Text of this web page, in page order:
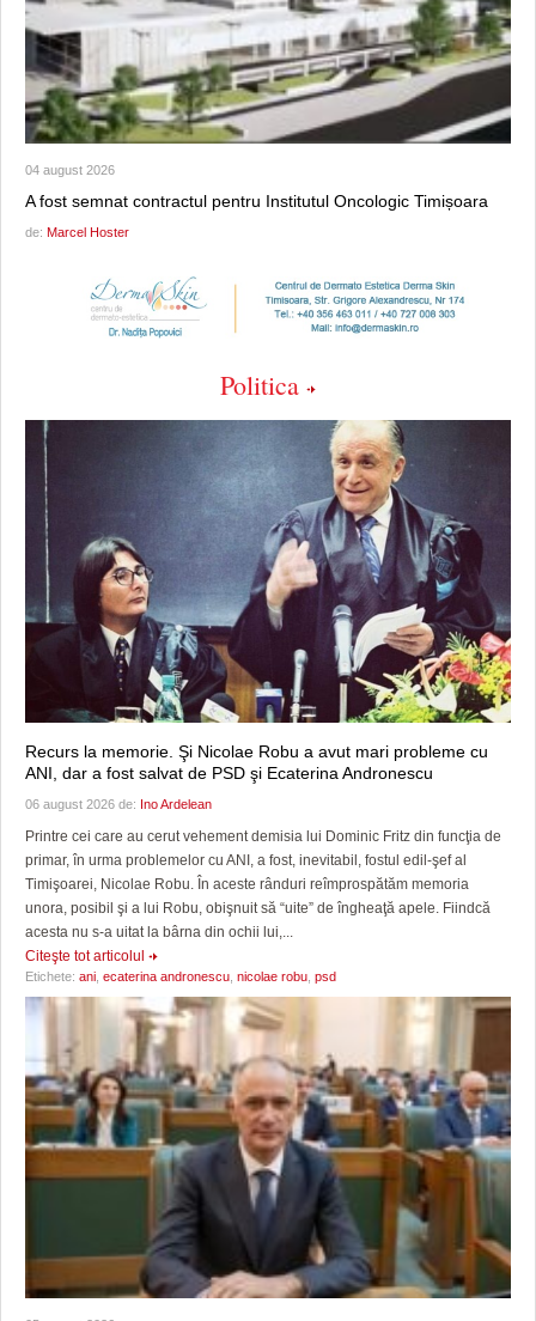
04 august 2026
A fost semnat contractul pentru Institutul Oncologic Timișoara
de: Marcel Hoster
Politica
Recurs la memorie. Şi Nicolae Robu a avut mari probleme cu
ANI, dar a fost salvat de PSD şi Ecaterina Andronescu
06 august 2026 de: Ino Ardelean
Printre cei care au cerut vehement demisia lui Dominic Fritz din funcţia de
primar, în urma problemelor cu ANI, a fost, inevitabil, fostul edil-şef al
Timişoarei, Nicolae Robu. În aceste rânduri reîmprospătăm memoria
unora, posibil şi a lui Robu, obişnuit să “uite” de îngheaţă apele. Fiindcă
acesta nu s-a uitat la bârna din ochii lui,...
Citeşte tot articolul
Etichete: ani ecaterina andronescu nicolae robu psd